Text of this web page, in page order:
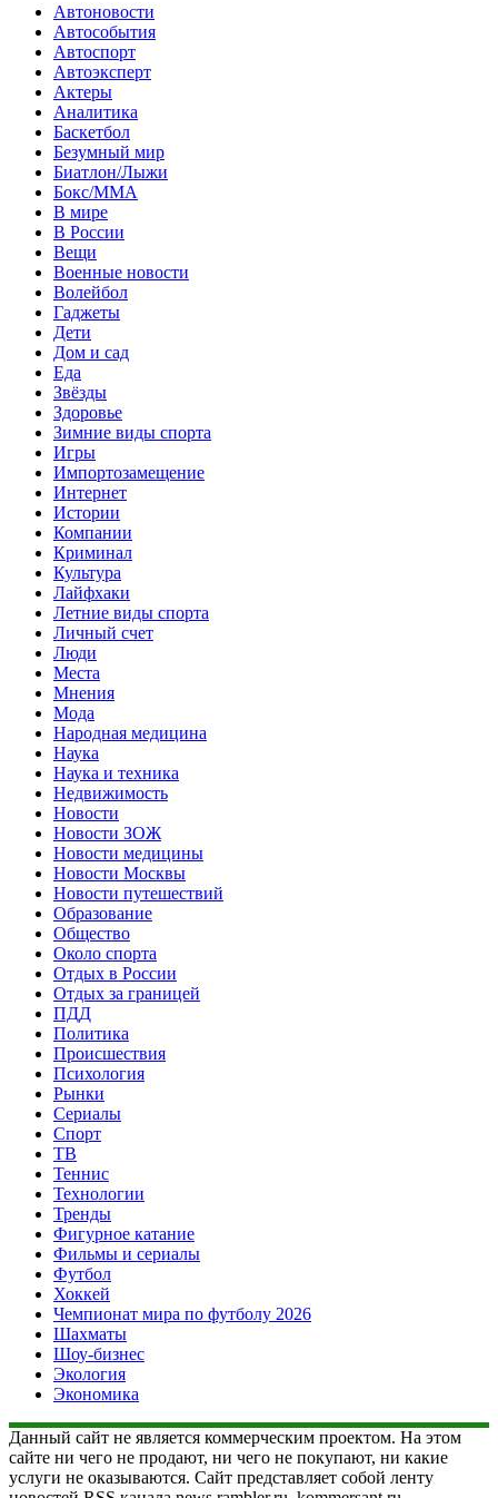
Автоновости
Автособытия
Автоспорт
Автоэксперт
Актеры
Аналитика
Баскетбол
Безумный мир
Биатлон/Лыжи
Бокс/MMA
В мире
В России
Вещи
Военные новости
Волейбол
Гаджеты
Дети
Дом и сад
Еда
Звёзды
Здоровье
Зимние виды спорта
Игры
Импортозамещение
Интернет
Истории
Компании
Криминал
Культура
Лайфхаки
Летние виды спорта
Личный счет
Люди
Места
Мнения
Мода
Народная медицина
Наука
Наука и техника
Недвижимость
Новости
Новости ЗОЖ
Новости медицины
Новости Москвы
Новости путешествий
Образование
Общество
Около спорта
Отдых в России
Отдых за границей
ПДД
Политика
Происшествия
Психология
Рынки
Сериалы
Спорт
ТВ
Теннис
Технологии
Тренды
Фигурное катание
Фильмы и сериалы
Футбол
Хоккей
Чемпионат мира по футболу 2026
Шахматы
Шоу-бизнес
Экология
Экономика
Данный сайт не является коммерческим проектом. На этом
сайте ни чего не продают, ни чего не покупают, ни какие
услуги не оказываются. Сайт представляет собой ленту